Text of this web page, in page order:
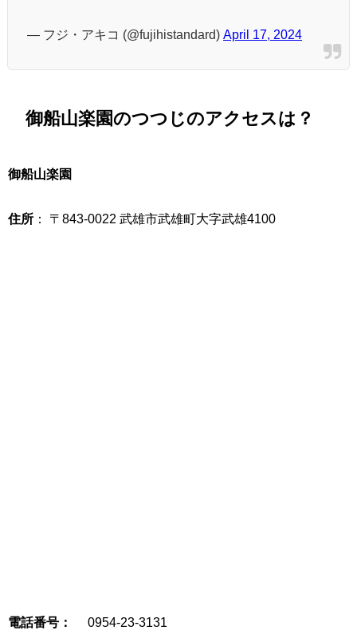
— フジ・アキコ (@fujihistandard) April 17, 2024
御船山楽園のつつじのアクセスは？
御船山楽園
住所 ： 〒843-0022 武雄市武雄町大字武雄4100
電話番号： 0954-23-3131